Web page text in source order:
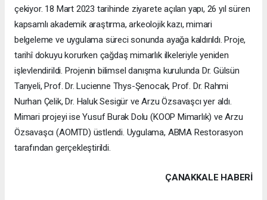
çekiyor. 18 Mart 2023 tarihinde ziyarete açılan yapı, 26 yıl süren
kapsamlı akademik araştırma, arkeolojik kazı, mimari
belgeleme ve uygulama süreci sonunda ayağa kaldırıldı. Proje,
tarihî dokuyu korurken çağdaş mimarlık ilkeleriyle yeniden
işlevlendirildi. Projenin bilimsel danışma kurulunda Dr. Gülsün
Tanyeli, Prof. Dr. Lucienne Thys-Şenocak, Prof. Dr. Rahmi
Nurhan Çelik, Dr. Haluk Sesigür ve Arzu Özsavaşcı yer aldı.
Mimari projeyi ise Yusuf Burak Dolu (KOOP Mimarlık) ve Arzu
Özsavaşcı (AOMTD) üstlendi. Uygulama, ABMA Restorasyon
tarafından gerçekleştirildi.
ÇANAKKALE HABERİ